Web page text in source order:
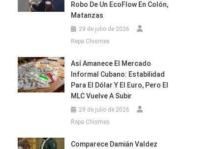
Robo De Un EcoFlow En Colón,
Matanzas
29 de julio de 2026
Repa Chismes
Así Amanece El Mercado
Informal Cubano: Estabilidad
Para El Dólar Y El Euro, Pero El
MLC Vuelve A Subir
29 de julio de 2026
Repa Chismes
Comparece Damián Valdez